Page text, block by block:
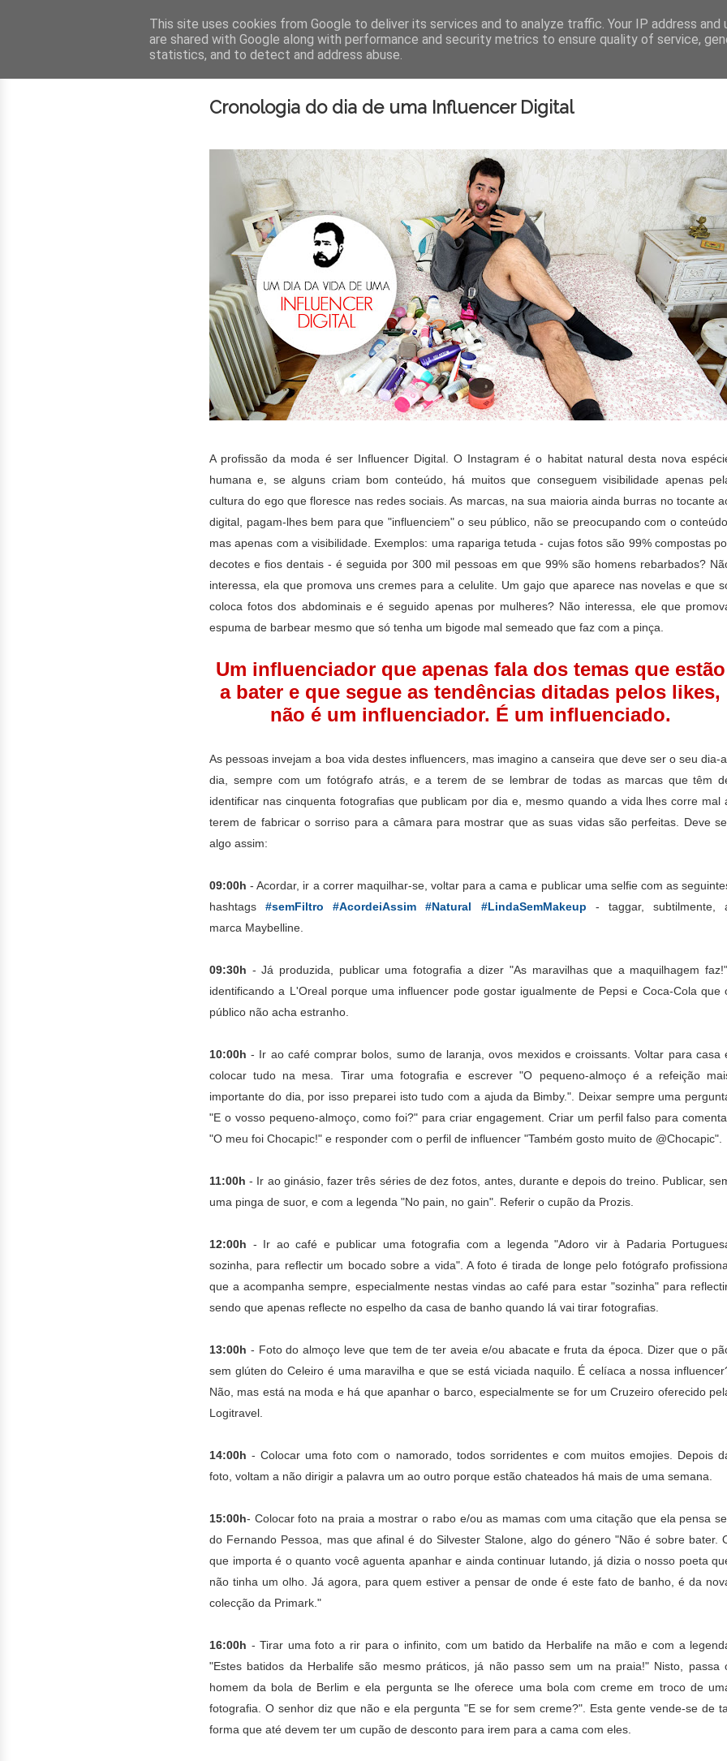
AUTOR LIVROS
Cronologia do dia de uma Influencer Digital
A profissão da moda é ser Influencer Digital. O Instagram é o habitat natural desta nova
humana e, se alguns criam bom conteúdo, há muitos que conseguem visibilidade apenas
cultura do ego que floresce nas redes sociais. As marcas, na sua maioria ainda burras no tocante
digital, pagam-lhes bem para que "influenciem" o seu público, não se preocupando com o conteúdo,
mas apenas com a visibilidade. Exemplos: uma rapariga tetuda - cujas fotos são 99% compostas
decotes e fios dentais - é seguida por 300 mil pessoas em que 99% são homens rebarbados?
interessa, ela que promova uns cremes para a celulite. Um gajo que aparece nas novelas e que
coloca fotos dos abdominais e é seguido apenas por mulheres? Não interessa, ele que
espuma de barbear mesmo que só tenha um bigode mal semeado que faz com a pinça.
Um influenciador que apenas fala dos temas que estão
a bater e que segue as tendências ditadas pelos likes,
não é um influenciador. É um influenciado.
As pessoas invejam a boa vida destes influencers, mas imagino a canseira que deve ser o seu dia-
dia, sempre com um fotógrafo atrás, e a terem de se lembrar de todas as marcas que têm
identificar nas cinquenta fotografias que publicam por dia e, mesmo quando a vida lhes corre mal
terem de fabricar o sorriso para a câmara para mostrar que as suas vidas são perfeitas. Deve
algo assim:
09:00h - Acordar, ir a correr maquilhar-se, voltar para a cama e publicar uma selfie com as
hashtags#semFiltro #AcordeiAssim #Natural #LindaSemMakeup - taggar, subtilmente,
marca Maybelline.
09:30h - Já produzida, publicar uma fotografia a dizer "As maravilhas que a maquilhagem faz!",
identificando a L'Oreal porque uma influencer pode gostar igualmente de Pepsi e Coca-Cola que
público não acha estranho.
10:00h - Ir ao café comprar bolos, sumo de laranja, ovos mexidos e croissants. Voltar para casa
colocar tudo na mesa. Tirar uma fotografia e escrever "O pequeno-almoço é a refeição
importante do dia, por isso preparei isto tudo com a ajuda da Bimby.". Deixar sempre uma
"E o vosso pequeno-almoço, como foi?" para criar engagement. Criar um perfil falso para
"O meu foi Chocapic!" e responder com o perfil de influencer "Também gosto muito de @Chocapic".
11:00h - Ir ao ginásio, fazer três séries de dez fotos, antes, durante e depois do treino. Publicar,
uma pinga de suor, e com a legenda "No pain, no gain". Referir o cupão da Prozis.
12:00h - Ir ao café e publicar uma fotografia com a legenda "Adoro vir à Padaria
sozinha, para reflectir um bocado sobre a vida". A foto é tirada de longe pelo fotógrafo
que a acompanha sempre, especialmente nestas vindas ao café para estar "sozinha" para
sendo que apenas reflecte no espelho da casa de banho quando lá vai tirar fotografias.
13:00h - Foto do almoço leve que tem de ter aveia e/ou abacate e fruta da época. Dizer que o
sem glúten do Celeiro é uma maravilha e que se está viciada naquilo. É celíaca a nossa
Não, mas está na moda e há que apanhar o barco, especialmente se for um Cruzeiro oferecido
Logitravel.
14:00h - Colocar uma foto com o namorado, todos sorridentes e com muitos emojies. Depois
foto, voltam a não dirigir a palavra um ao outro porque estão chateados há mais de uma semana.
15:00h- Colocar foto na praia a mostrar o rabo e/ou as mamas com uma citação que ela pensa
do Fernando Pessoa, mas que afinal é do Silvester Stalone, algo do género "Não é sobre bater.
que importa é o quanto você aguenta apanhar e ainda continuar lutando, já dizia o nosso poeta
não tinha um olho. Já agora, para quem estiver a pensar de onde é este fato de banho, é da
colecção da Primark."
16:00h - Tirar uma foto a rir para o infinito, com um batido da Herbalife na mão e com a
"Estes batidos da Herbalife são mesmo práticos, já não passo sem um na praia!" Nisto, passa
homem da bola de Berlim e ela pergunta se lhe oferece uma bola com creme em troco de
fotografia. O senhor diz que não e ela pergunta "E se for sem creme?". Esta gente vende-se de
forma que até devem ter um cupão de desconto para irem para a cama com eles.
This site uses cookies from Google to deliver its services and to analyze traffic. Your IP address and
are shared with Google along with performance and security metrics to ensure quality of service,
statistics, and to detect and address abuse.